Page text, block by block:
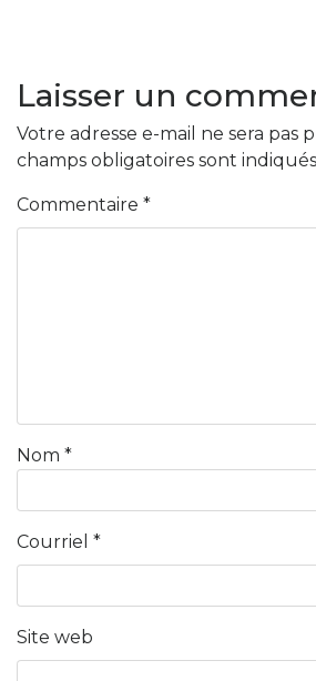
Laisser un
Votre adresse e-mail ne sera pas
champs obligatoires sont
Commentaire *
Nom *
Courriel *
Site web